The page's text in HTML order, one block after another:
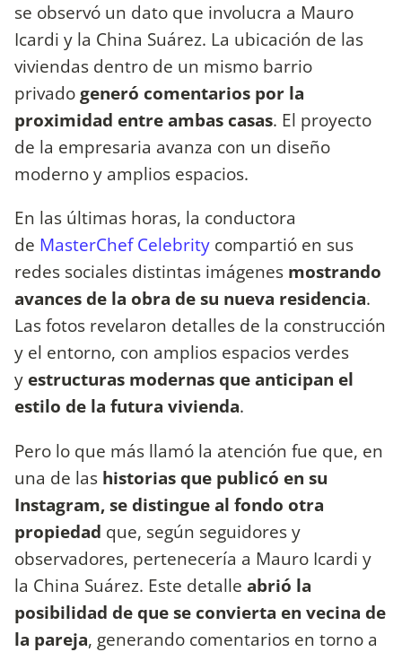
se observó un dato que involucra a Mauro
Icardi y la China Suárez. La ubicación de las
viviendas dentro de un mismo barrio
privadogeneró comentarios por la
proximidad entre ambas casas. El proyecto
de la empresaria avanza con un diseño
moderno y amplios espacios.
En las últimas horas, la conductora
de MasterChef Celebrity compartió en sus
redes sociales distintas imágenes mostrando
avances de la obra de su nueva residencia.
Las fotos revelaron detalles de la construcción
y el entorno, con amplios espacios verdes
y estructuras modernas que anticipan el
estilo de la futura vivienda.
Pero lo que más llamó la atención fue que, en
una de las historias que publicó en su
Instagram, se distingue al fondo otra
propiedad que, según seguidores y
observadores, pertenecería a Mauro Icardi y
la China Suárez. Este detalle abrió la
posibilidad de que se convierta en vecina de
la pareja, generando comentarios en torno a